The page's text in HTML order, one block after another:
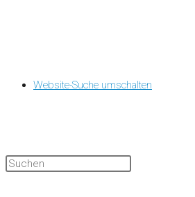
Website-Suche umschalten